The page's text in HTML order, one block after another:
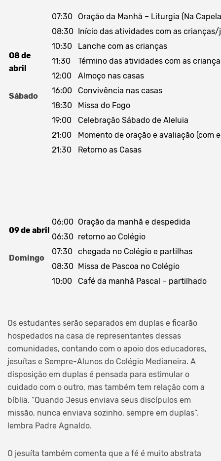
O8 de
abril
Sábado
07:30
Oração da Manhã – Liturgia (Na
08:30
Início das atividades com as
10:30
Lanche com as crianças
11:30
Término das atividades com as
12:00
Almoço nas casas
16:00
Convivência nas casas
18:30
Missa do Fogo
19:00
Celebração Sábado de Aleluia
21:00
Momento de oração e avaliação (com
21:30
Retorno as Casas
09 de abril
Domingo
06:00 Oração da manhã e despedida
06:30 retorno ao Colégio
07:30 chegada no Colégio e partilhas
08:30 Missa de Pascoa no Colégio
10:00
Café da manhã Pascal – partilhado
Os estudantes serão separados em duplas e ficarão
hospedados na casa de representantes dessas
comunidades, contando com o apoio dos educadores,
jesuítas e Sempre-Alunos do Colégio Medianeira. A
disposição em duplas é pensada para estimular o
cuidado com o outro, mas também tem relação com a
bíblia. “Quando Jesus enviava seus discípulos em
missão, nunca enviava sozinho, sempre em duplas”,
lembra Padre Agnaldo.
O jesuíta também comenta que a fé é muito abstrata